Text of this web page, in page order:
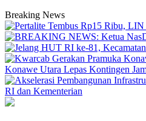
Breaking News
Konawe Utara Lepas Kontingen
RI dan Kementerian